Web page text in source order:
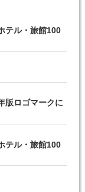
テル・旅館100
版ロゴマークに
テル・旅館100